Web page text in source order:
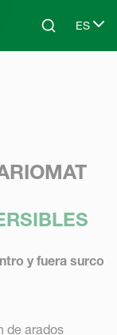
contentSearchES
Select
y fuera surco
de arados